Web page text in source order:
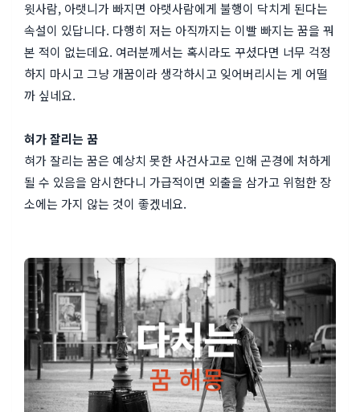
윗사람, 아랫니가 빠지면 아랫사람에게 불행이 닥치게 된다는
속설이 있답니다. 다행히 저는 아직까지는 이빨 빠지는 꿈을 꿔
본 적이 없는데요. 여러분께서는 혹시라도 꾸셨다면 너무 걱정
하지 마시고 그냥 개꿈이라 생각하시고 잊어버리시는 게 어떨
까 싶네요.
혀가 잘리는 꿈
혀가 잘리는 꿈은 예상치 못한 사건사고로 인해 곤경에 처하게
될 수 있음을 암시한다니 가급적이면 외출을 삼가고 위험한 장
소에는 가지 않는 것이 좋겠네요.